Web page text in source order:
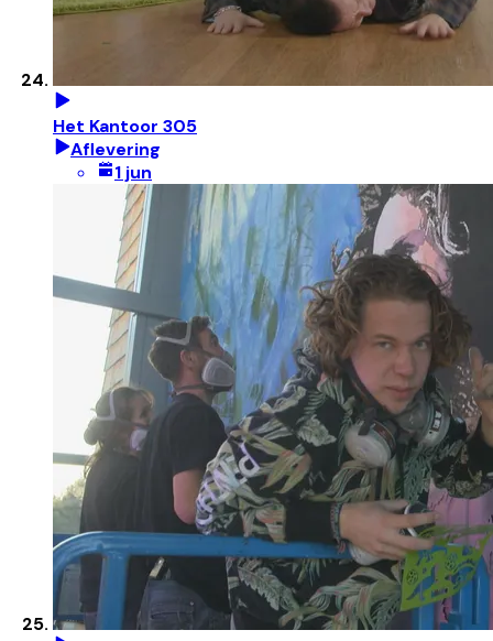
Het Kantoor 305
Aflevering
1 jun